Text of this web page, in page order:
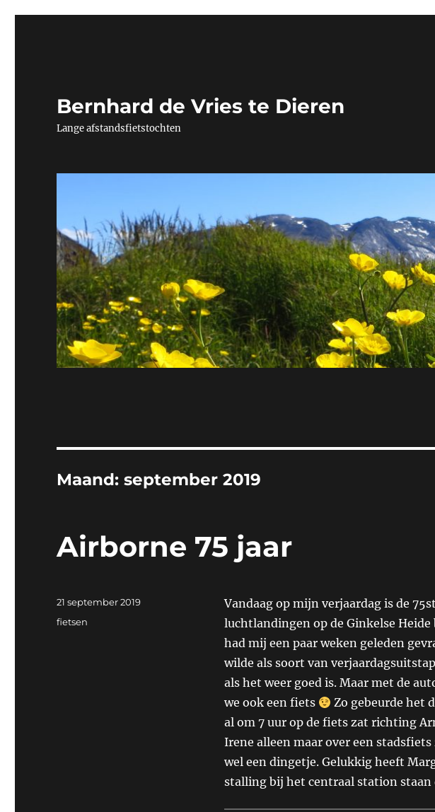
Bernhard de Vries te Dieren
Lange afstandsfietstochten
Maand:september 2019
Airborne 75 jaar
Vandaag op mijn verjaardag is de
luchtlandingen op de Ginkelse
had mij een paar weken geleden
wilde als soort van
als het weer goed is. Maar met de
we ook een fiets
Zo gebeurde het
al om 7 uur op de fiets zat richting
Irene alleen maar over een
wel een dingetje. Gelukkig heeft
stalling bij het centraal station staan
Geplaatst
op
21 september 2019
Categorieën
fietsen